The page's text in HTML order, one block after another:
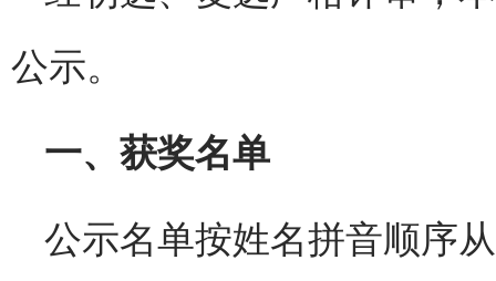
公示。
一、获奖名单
公示名单按姓名拼音顺序